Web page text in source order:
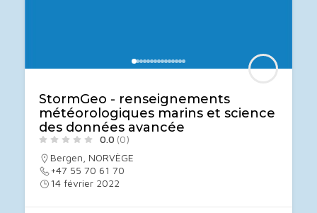
StormGeo - renseignements
météorologiques marins et science
des données avancée
0.0 (0)
Bergen NORVÈGE
+47 55 70 61 70
14 février 2022